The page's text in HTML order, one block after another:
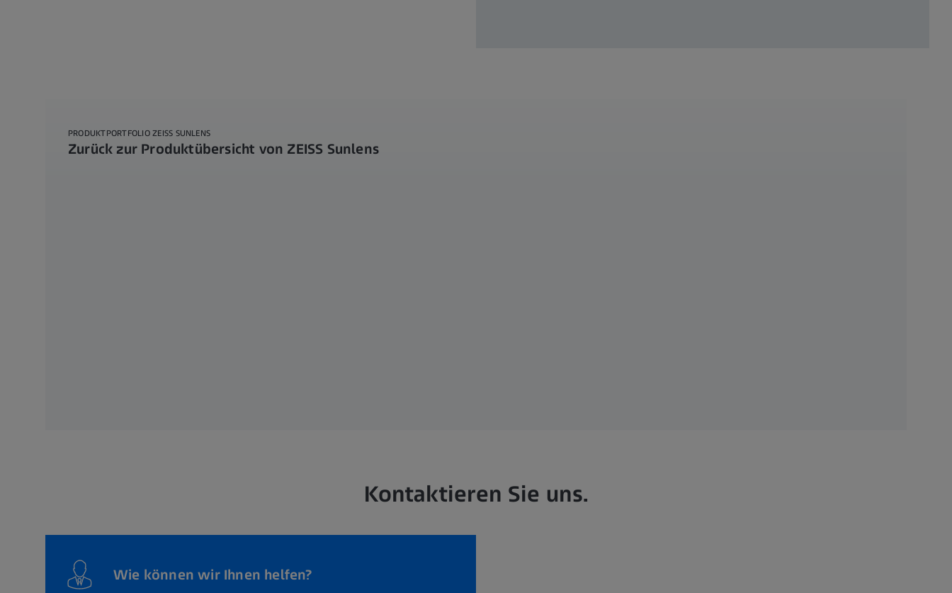
PRODUKTPORTFOLIO ZEISS SUNLENS
Zurück zur Produktübersicht von ZEISS Sunlens
Kontaktieren Sie uns.
Wie können wir Ihnen helfen?